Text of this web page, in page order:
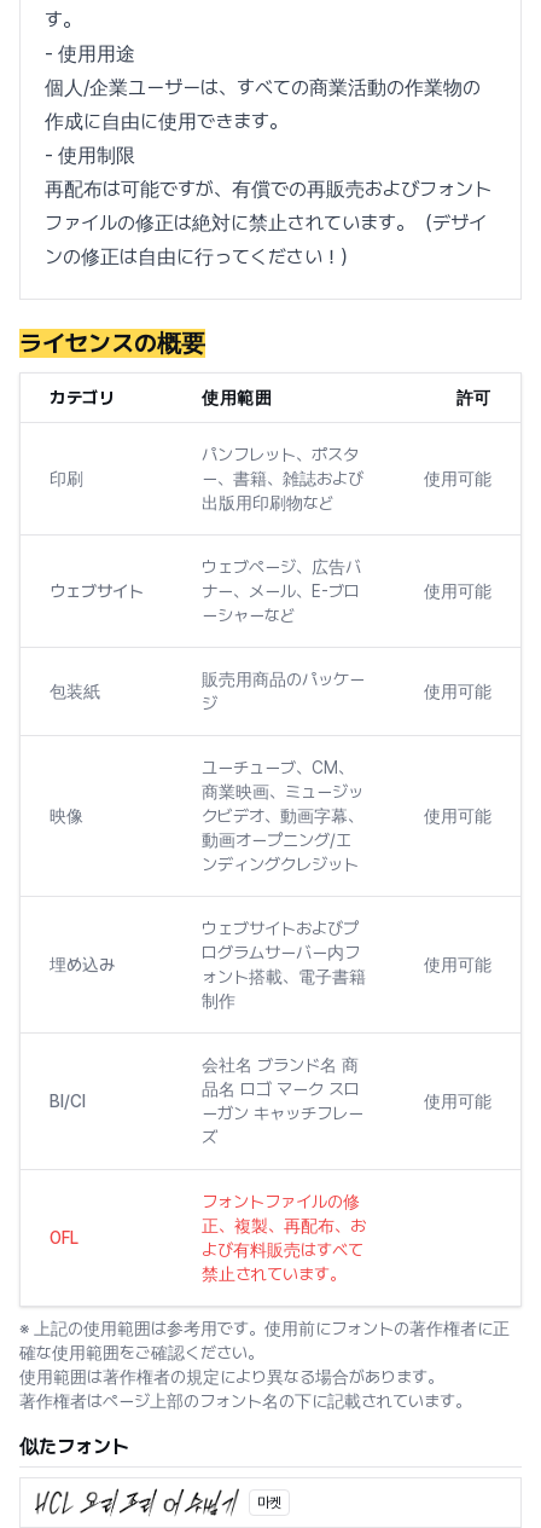
す。
- 使用用途
個人/企業ユーザーは、すべての商業活動の作業物の
作成に自由に使用できます。
- 使用制限
再配布は可能ですが、有償での再販売およびフォント
ファイルの修正は絶対に禁止されています。（デザイ
ンの修正は自由に行ってください！）
ライセンスの概要
カテゴリ 使用範囲 許可
印刷
パンフレット、ポスタ
ー、書籍、雑誌および
出版用印刷物など
使用可能
ウェブサイト
ウェブページ、広告バ
ナー、メール、E-ブロ
ーシャーなど
使用可能
包装紙
販売用商品のパッケー
ジ
使用可能
映像
ユーチューブ、CM、
商業映画、ミュージッ
クビデオ、動画字幕、
動画オープニング/エ
ンディングクレジット
使用可能
埋め込み
ウェブサイトおよびプ
ログラムサーバー内フ
ォント搭載、電子書籍
制作
使用可能
BI/CI
会社名 ブランド名 商
品名 ロゴ マーク スロ
ーガン キャッチフレー
ズ
使用可能
OFL
フォントファイルの修
正、複製、再配布、お
よび有料販売はすべて
禁止されています。
※ 上記の使用範囲は参考用です。使用前にフォントの著作権者に正
確な使用範囲をご確認ください。
使用範囲は著作権者の規定により異なる場合があります。
著作権者はページ上部のフォント名の下に記載されています。
似たフォント
마켓